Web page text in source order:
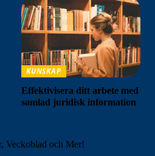
KUNSKAP
Effektivisera ditt arbete med
samlad juridisk information
Veckoblad och Mer!